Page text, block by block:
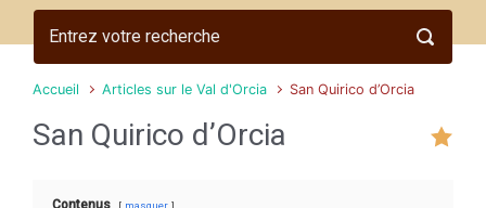
Accueil Articles sur le Val d'Orcia San Quirico d’Orcia
San Quirico d’Orcia